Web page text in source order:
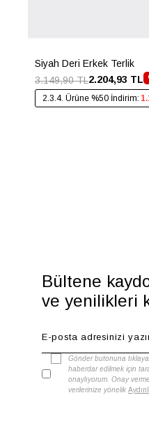
Siyah Deri Erkek Terlik
2.204,93 TL
3.149,90 TL
2.3.4. Ürüne %50 İndirim:
Bültene
ve yenilikleri
Gönder butonuna
haberdar edilmek için
onaylıyorum. Onay
verilerinize yönelik